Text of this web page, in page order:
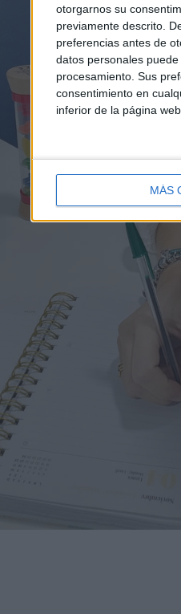
otorgarnos su
previamente descrito.
preferencias antes de
datos personales
procesamiento. Sus
consentimiento en
inferior de la página
MÁS